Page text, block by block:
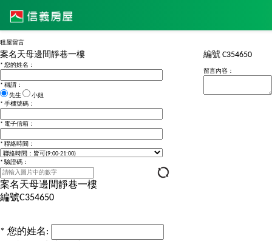
租屋留言
案名天母邊間靜巷一樓 編號 C354650
* 您的姓名：
* 稱謂：
先生
小姐
* 手機號碼：
* 電子信箱：
* 聯絡時間：
* 驗證碼：
留言內容：
案名天母邊間靜巷一樓
編號C354650
* 您的姓名: